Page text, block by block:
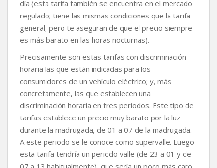
día (esta tarifa también se encuentra en el mercado
regulado; tiene las mismas condiciones que la tarifa
general, pero te aseguran de que el precio siempre
es más barato en las horas nocturnas).
Precisamente son estas tarifas con discriminación
horaria las que están indicadas para los
consumidores de un vehículo eléctrico; y, más
concretamente, las que establecen una
discriminación horaria en tres periodos. Este tipo de
tarifas establece un precio muy barato por la luz
durante la madrugada, de 01 a 07 de la madrugada.
A este periodo se le conoce como supervalle. Luego
esta tarifa tendría un periodo valle (de 23 a 01 y de